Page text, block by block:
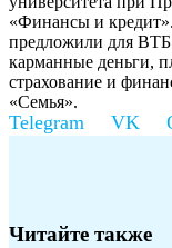
«Финансы и кредит».
предложили для ВТБ
карманные деньги,
страхование и
«Семья».
Читайте также